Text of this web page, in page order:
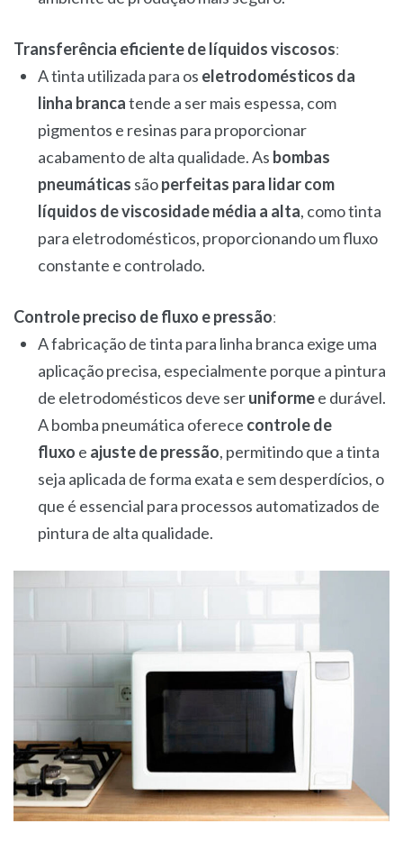
Transferência eficiente de líquidos viscosos:
A tinta utilizada para os eletrodomésticos da
linha brancatende a ser mais espessa, com
pigmentos e resinas para proporcionar
acabamento de alta qualidade. As bombas
pneumáticas sãoperfeitas para lidar com
líquidos de viscosidade média a alta, como tinta
para eletrodomésticos, proporcionando um fluxo
constante e controlado.
Controle preciso de fluxo e pressão:
A fabricação de tinta para linha branca exige uma
aplicação precisa, especialmente porque a pintura
de eletrodomésticos deve seruniformee durável.
A bomba pneumática oferece controle de
fluxo e ajuste de pressão, permitindo que a tinta
seja aplicada de forma exata e sem desperdícios, o
que é essencial para processos automatizados de
pintura de alta qualidade.